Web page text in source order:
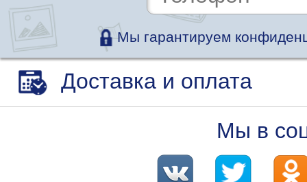
Мы гарантируем
Доставка и оплата
Мы в